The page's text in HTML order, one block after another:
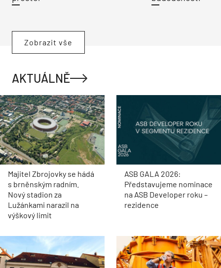
Zobrazit vše
AKTUÁLNĚ
Majitel Zbrojovky se hádá
s brněnským radním.
Nový stadion za
Lužánkami narazil na
výškový limit
ASB GALA 2026:
Představujeme nominace
na ASB Developer roku –
rezidence